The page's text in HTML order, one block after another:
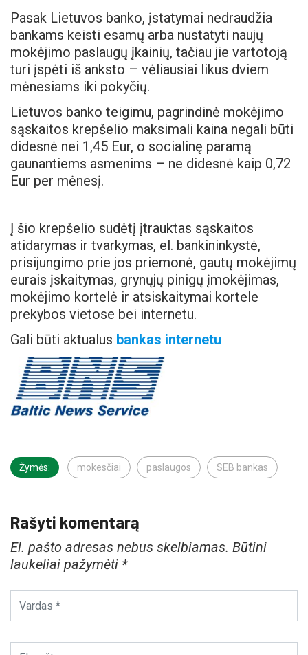
Pasak Lietuvos banko, įstatymai nedraudžia
bankams keisti esamų arba nustatyti naujų
mokėjimo paslaugų įkainių, tačiau jie vartotoją
turi įspėti iš anksto – vėliausiai likus dviem
mėnesiams iki pokyčių.
Lietuvos banko teigimu, pagrindinė mokėjimo
sąskaitos krepšelio maksimali kaina negali būti
didesnė nei 1,45 Eur, o socialinę paramą
gaunantiems asmenims – ne didesnė kaip 0,72
Eur per mėnesį.
Į šio krepšelio sudėtį įtrauktas sąskaitos
atidarymas ir tvarkymas, el. bankininkystė,
prisijungimo prie jos priemonė, gautų mokėjimų
eurais įskaitymas, grynųjų pinigų įmokėjimas,
mokėjimo kortelė ir atsiskaitymai kortele
prekybos vietose bei internetu.
Gali būti aktualus bankas internetu
Žymės: mokesčiai paslaugos SEB bankas
Rašyti komentarą
El. pašto adresas nebus skelbiamas. Būtini
laukeliai pažymėti *